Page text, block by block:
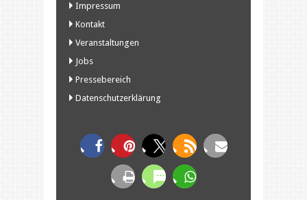
Impressum
Kontakt
Veranstaltungen
Jobs
Pressebereich
Datenschutzerklärung